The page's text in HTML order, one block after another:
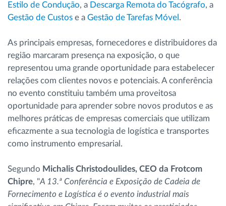
Estilo de Condução, a Descarga Remota do Tacógrafo, a
Gestão de Custos e a Gestão de Tarefas Móvel .
As principais empresas, fornecedores e distribuidores da
região marcaram presença na exposição, o que
representou uma grande oportunidade para estabelecer
relações com clientes novos e potenciais. A conferência
no evento constituiu também uma proveitosa
oportunidade para aprender sobre novos produtos e as
melhores práticas de empresas comerciais que utilizam
eficazmente a sua tecnologia de logística e transportes
como instrumento empresarial.
Segundo Michalis Christodoulides, CEO da Frotcom
Chipre, "A 13.ª Conferência e Exposição de Cadeia de
Fornecimento e Logística é o evento industrial mais